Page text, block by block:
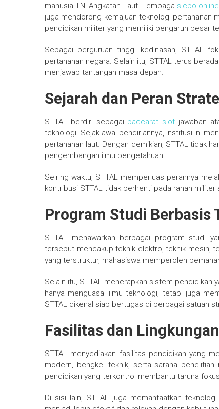
manusia TNI Angkatan Laut. Lembaga sicbo online
juga mendorong kemajuan teknologi pertahanan
pendidikan militer yang memiliki pengaruh besar
Sebagai perguruan tinggi kedinasan, STTAL
pertahanan negara. Selain itu, STTAL terus
menjawab tantangan masa depan.
Sejarah dan Peran
STTAL berdiri sebagai baccarat slot jawaban
teknologi. Sejak awal pendiriannya, institusi ini
pertahanan laut. Dengan demikian, STTAL tidak
pengembangan ilmu pengetahuan.
Seiring waktu, STTAL memperluas perannya
kontribusi STTAL tidak berhenti pada ranah
Program Studi Berbasis
STTAL menawarkan berbagai program studi
tersebut mencakup teknik elektro, teknik mesin,
yang terstruktur, mahasiswa memperoleh
Selain itu, STTAL menerapkan sistem pendidikan
hanya menguasai ilmu teknologi, tetapi juga
STTAL dikenal siap bertugas di berbagai satuan
Fasilitas dan
STTAL menyediakan fasilitas pendidikan yang
modern, bengkel teknik, serta sarana
pendidikan yang terkontrol membantu taruna
Di sisi lain, STTAL juga memanfaatkan